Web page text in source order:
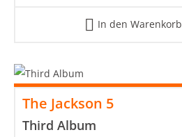
In den Warenkorb
The Jackson 5
Third Album